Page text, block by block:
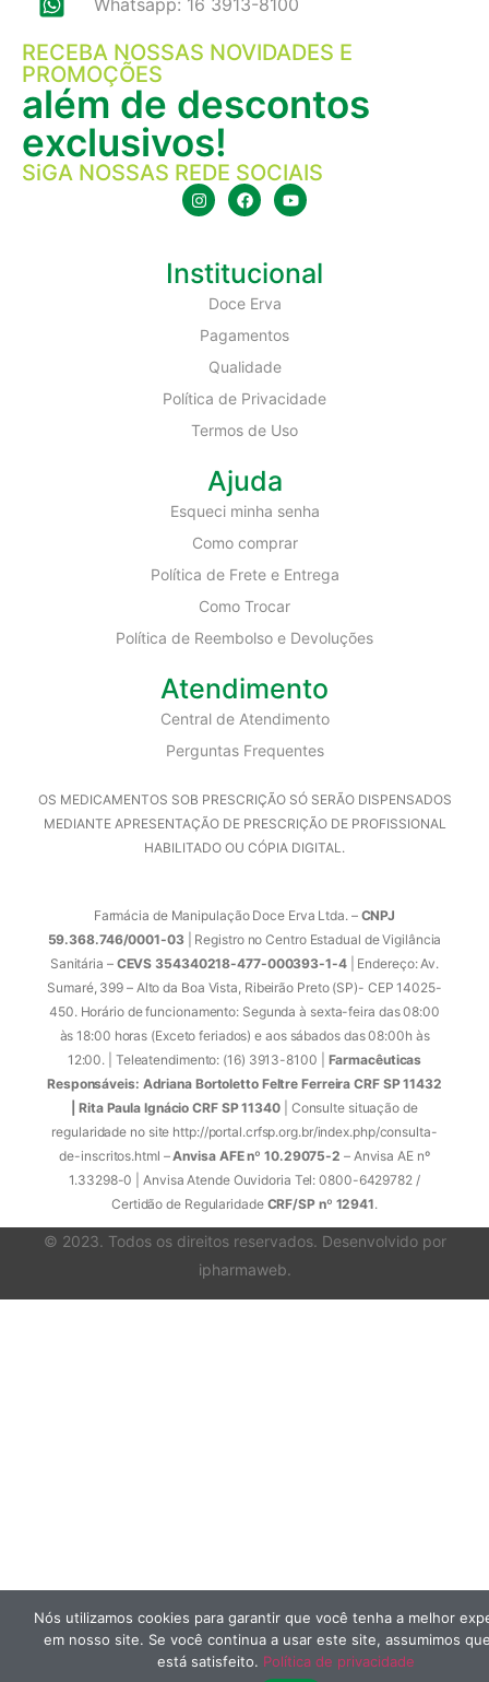
Whatsapp: 16 3913-8100
RECEBA NOSSAS NOVIDADES E
PROMOÇÕES
além de descontos
exclusivos!
SiGA NOSSAS REDE SOCIAIS
Institucional
Doce Erva
Pagamentos
Qualidade
Política de Privacidade
Termos de Uso
Ajuda
Esqueci minha senha
Como comprar
Política de Frete e Entrega
Como Trocar
Política de Reembolso e Devoluções
Atendimento
Central de Atendimento
Perguntas Frequentes
OS MEDICAMENTOS SOB PRESCRIÇÃO SÓ SERÃO DISPENSADOS
MEDIANTE APRESENTAÇÃO DE PRESCRIÇÃO DE PROFISSIONAL
HABILITADO OU CÓPIA DIGITAL.
Farmácia de Manipulação Doce Erva Ltda. – CNPJ
59.368.746/0001-03| Registro no Centro Estadual de Vigilância
Sanitária –CEVS 354340218-477-000393-1-4| Endereço: Av.
Sumaré, 399 – Alto da Boa Vista, Ribeirão Preto (SP)- CEP 14025-
450. Horário de funcionamento: Segunda à sexta-feira das 08:00
às 18:00 horas (Exceto feriados) e aos sábados das 08:00h às
12:00. | Teleatendimento: (16) 3913-8100 | Farmacêuticas
Responsáveis: Adriana Bortoletto Feltre Ferreira CRF SP 11432
| Rita Paula Ignácio CRF SP 11340 | Consulte situação de
regularidade no site http://portal.crfsp.org.br/index.php/consulta-
de-inscritos.html –Anvisa AFE nº 10.29075-2 – Anvisa AE nº
1.33298-0 | Anvisa Atende Ouvidoria Tel: 0800-6429782 /
Certidão de Regularidade CRF/SP nº 12941.
© 2023. Todos os direitos reservados. Desenvolvido por
ipharmaweb.
Nós utilizamos cookies para garantir que você tenha a melhor
em nosso site. Se você continua a usar este site, assumimos
está satisfeito. Política de privacidade